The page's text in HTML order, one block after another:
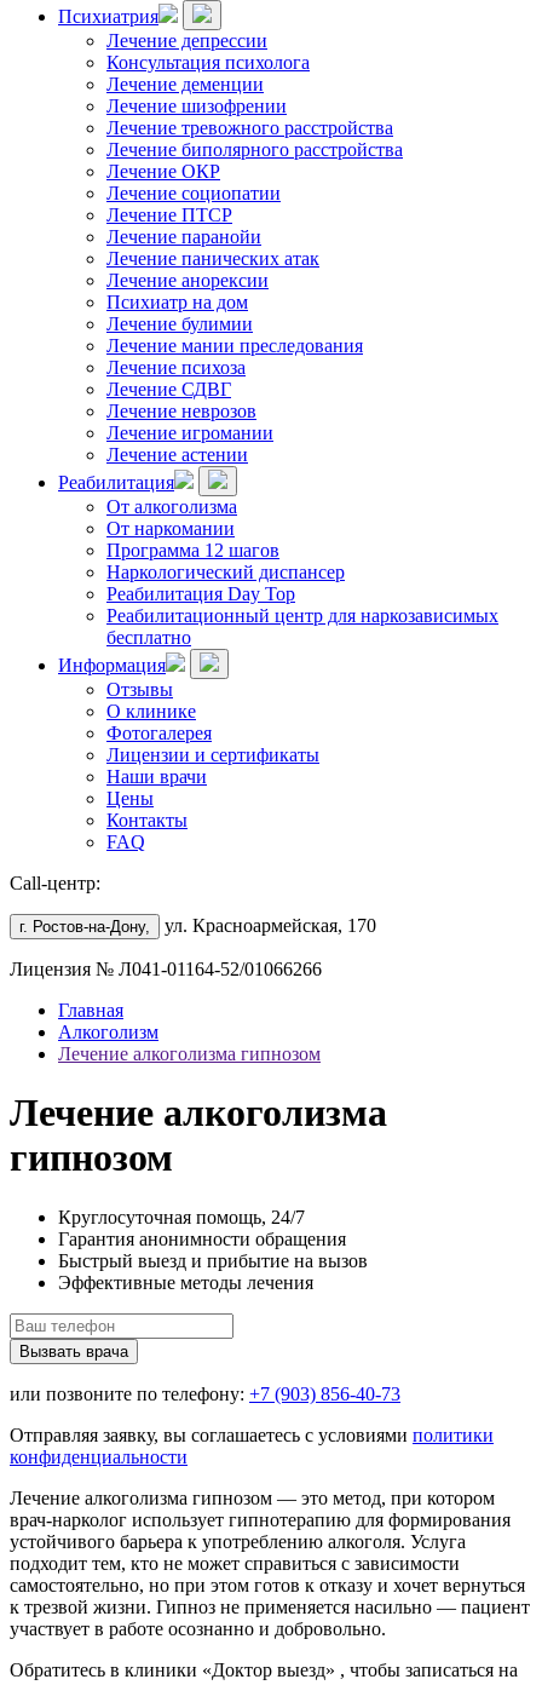
Психиатрия
Лечение депрессии
Консультация психолога
Лечение деменции
Лечение шизофрении
Лечение тревожного расстройства
Лечение биполярного расстройства
Лечение ОКР
Лечение социопатии
Лечение ПТСР
Лечение паранойи
Лечение панических атак
Лечение анорексии
Психиатр на дом
Лечение булимии
Лечение мании преследования
Лечение психоза
Лечение СДВГ
Лечение неврозов
Лечение игромании
Лечение астении
Реабилитация
От алкоголизма
От наркомании
Программа 12 шагов
Наркологический диспансер
Реабилитация Day Top
Реабилитационный центр для наркозависимых
бесплатно
Информация
Отзывы
О клинике
Фотогалерея
Лицензии и сертификаты
Наши врачи
Цены
Контакты
FAQ
Call-центр:
г. Ростов-на-Дону, ул. Красноармейская, 170
Лицензия № Л041-01164-52/01066266
Главная
Алкоголизм
Лечение алкоголизма гипнозом
Лечение алкоголизма
гипнозом
Круглосуточная помощь, 24/7
Гарантия анонимности обращения
Быстрый выезд и прибытие на вызов
Эффективные методы лечения
Вызвать врача
или позвоните по телефону: +7 (903) 856-40-73
Отправляя заявку, вы соглашаетесь с условиями политики
конфиденциальности
Лечение алкоголизма гипнозом — это метод, при котором
врач-нарколог использует гипнотерапию для формирования
устойчивого барьера к употреблению алкоголя. Услуга
подходит тем, кто не может справиться с зависимости
самостоятельно, но при этом готов к отказу и хочет вернуться
к трезвой жизни. Гипноз не применяется насильно — пациент
участвует в работе осознанно и добровольно.
Обратитесь в клиники «Доктор выезд» , чтобы записаться на